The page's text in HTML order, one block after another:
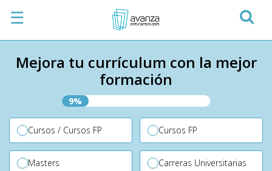
☰
Mejora tu currículum con la mejor
formación
9%
Cursos / Cursos FP Cursos FP
Masters Carreras Universitarias